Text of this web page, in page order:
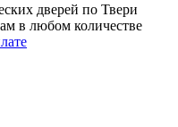
дверей по Твери
в любом количестве